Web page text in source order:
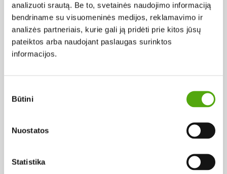
analizuoti srautą. Be to, svetainės naudojimo informaciją
bendriname su visuomeninės medijos, reklamavimo ir
analizės partneriais, kurie gali ją pridėti prie kitos jūsų
pateiktos arba naudojant paslaugas surinktos
informacijos.
pasirinkimas
Būtini
Nuostatos
Statistika